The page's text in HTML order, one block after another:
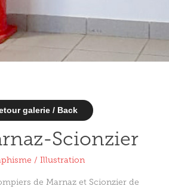
galerie / Back
Scionzier
/ Illustration
de Marnaz et Scionzier de